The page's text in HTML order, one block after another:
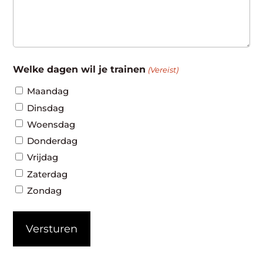
Welke dagen wil je trainen (Vereist)
Maandag
Dinsdag
Woensdag
Donderdag
Vrijdag
Zaterdag
Zondag